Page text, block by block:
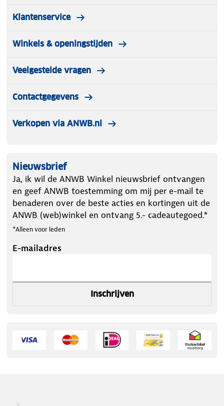
Klantenservice
Winkels & openingstijden
Veelgestelde vragen
Contactgegevens
Verkopen via ANWB.nl
Nieuwsbrief
Ja, ik wil de ANWB Winkel nieuwsbrief ontvangen
en geef ANWB toestemming om mij per e-mail te
benaderen over de beste acties en kortingen uit de
ANWB (web)winkel en ontvang 5.- cadeautegoed.*
*Alleen voor leden
E-mailadres
Inschrijven